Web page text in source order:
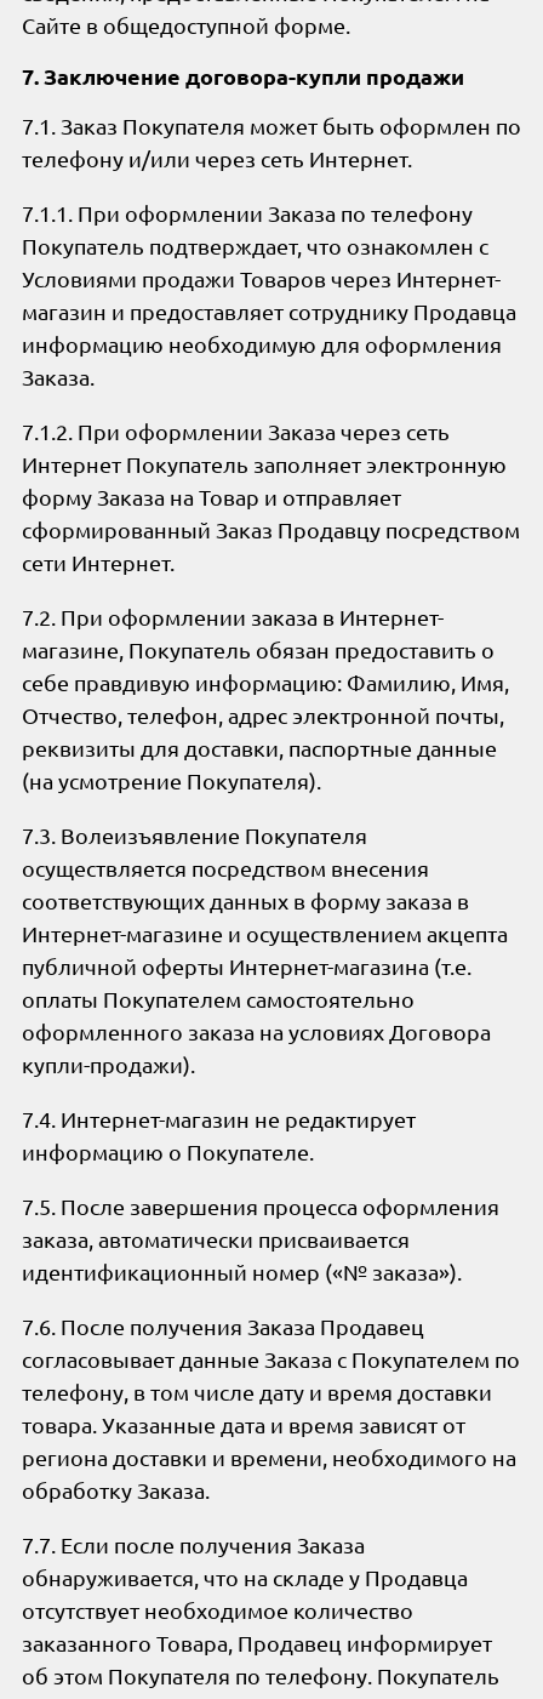
Сайте в общедоступной форме.
7. Заключение договора-купли продажи
7.1. Заказ Покупателя может быть оформлен по
телефону и/или через сеть Интернет.
7.1.1. При оформлении Заказа по телефону
Покупатель подтверждает, что ознакомлен с
Условиями продажи Товаров через Интернет-
магазин и предоставляет сотруднику Продавца
информацию необходимую для оформления
Заказа.
7.1.2. При оформлении Заказа через сеть
Интернет Покупатель заполняет электронную
форму Заказа на Товар и отправляет
сформированный Заказ Продавцу посредством
сети Интернет.
7.2. При оформлении заказа в Интернет-
магазине, Покупатель обязан предоставить о
себе правдивую информацию: Фамилию, Имя,
Отчество, телефон, адрес электронной почты,
реквизиты для доставки, паспортные данные
(на усмотрение Покупателя).
7.3. Волеизъявление Покупателя
осуществляется посредством внесения
соответствующих данных в форму заказа в
Интернет-магазине и осуществлением акцепта
публичной оферты Интернет-магазина (т.е.
оплаты Покупателем самостоятельно
оформленного заказа на условиях Договора
купли-продажи).
7.4. Интернет-магазин не редактирует
информацию о Покупателе.
7.5. После завершения процесса оформления
заказа, автоматически присваивается
идентификационный номер («№ заказа»).
7.6. После получения Заказа Продавец
согласовывает данные Заказа с Покупателем по
телефону, в том числе дату и время доставки
товара. Указанные дата и время зависят от
региона доставки и времени, необходимого на
обработку Заказа.
7.7. Если после получения Заказа
обнаруживается, что на складе у Продавца
отсутствует необходимое количество
заказанного Товара, Продавец информирует
об этом Покупателя по телефону. Покупатель